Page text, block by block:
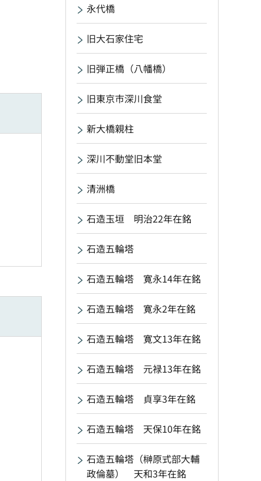
永代橋
旧大石家住宅
旧弾正橋（八幡橋）
旧東京市深川食堂
新大橋親柱
深川不動堂旧本堂
清洲橋
石造玉垣 明治22年在銘
石造五輪塔
石造五輪塔 寛永14年在銘
石造五輪塔 寛永2年在銘
石造五輪塔 寛文13年在銘
石造五輪塔 元禄13年在銘
石造五輪塔 貞享3年在銘
石造五輪塔 天保10年在銘
石造五輪塔（榊原式部大輔
政倫墓） 天和3年在銘